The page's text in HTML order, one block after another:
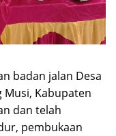
badan jalan Desa
Musi, Kabupaten
dan telah
pembukaan